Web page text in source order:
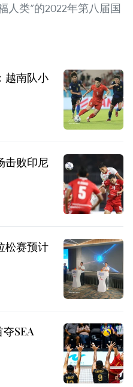
人类”的2022年第八届国
越南队小
击败印尼
松赛预计
SEA